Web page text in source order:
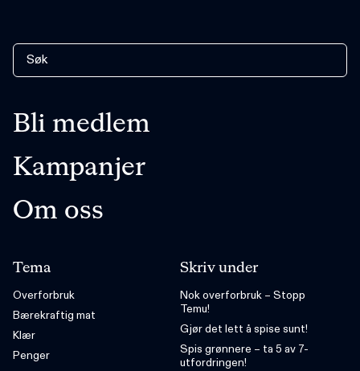
Bli medlem
Kampanjer
Om oss
Tema
Overforbruk
Bærekraftig mat
Klær
Penger
Skriv under
Nok overforbruk – Stopp
Temu!
Gjør det lett å spise sunt!
Spis grønnere – ta 5 av 7-
utfordringen!